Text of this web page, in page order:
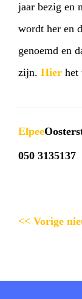
jaar bezig en
wordt her en
genoemd en
zijn. Hier het
Elpee
050 3135137
<< Vorige